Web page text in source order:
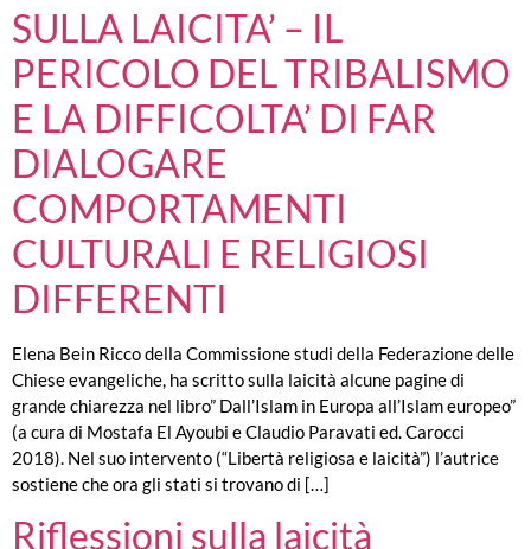
SULLA LAICITA’ – IL
PERICOLO DEL TRIBALISMO
E LA DIFFICOLTA’ DI FAR
DIALOGARE
COMPORTAMENTI
CULTURALI E RELIGIOSI
DIFFERENTI
Elena Bein Ricco della Commissione studi della Federazione delle
Chiese evangeliche, ha scritto sulla laicità alcune pagine di
grande chiarezza nel libro” Dall’Islam in Europa all’Islam europeo”
(a cura di Mostafa El Ayoubi e Claudio Paravati ed. Carocci
2018). Nel suo intervento (“Libertà religiosa e laicità”) l’autrice
sostiene che ora gli stati si trovano di […]
Riflessioni sulla laicità